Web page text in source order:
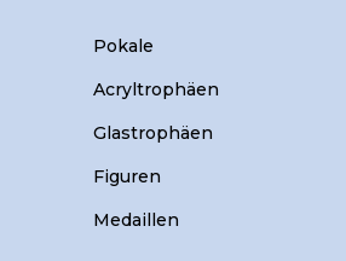
Pokale
Acryltrophäen
Glastrophäen
Figuren
Medaillen